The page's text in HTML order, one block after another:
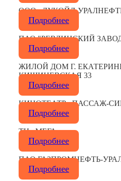
ООО «ЛУКОЙЛ-
Подробнее
ПАО "РЕВДИНСКИЙ
Подробнее
ЖИЛОЙ ДОМ Г.
КИШИНЕВСКАЯ 33
Подробнее
КИНОТЕАТР «ПАССАЖ-
Подробнее
ТЦ «МЕГА»
Подробнее
ПАО ГАЗПРОМНЕФТЬ-
Подробнее